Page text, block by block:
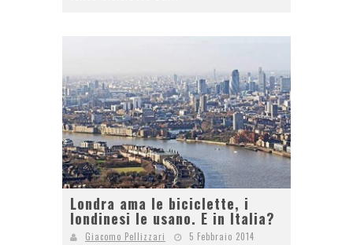
Londra ama le biciclette, i
londinesi le usano. E in Italia?
Giacomo Pellizzari
5 Febbraio 2014